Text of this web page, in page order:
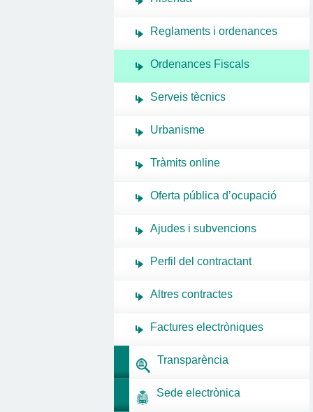
Reglaments i ordenances
Ordenances Fiscals
Serveis tècnics
Urbanisme
Tràmits online
Oferta pública d’ocupació
Ajudes i subvencions
Perfil del contractant
Altres contractes
Factures electròniques
Transparència
Sede electrònica